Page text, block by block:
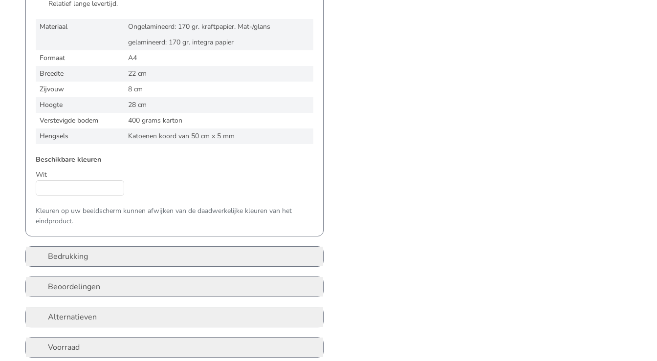
Relatief lange levertijd.
Materiaal
Ongelamineerd: 170 gr. kraftpapier. Mat-/glans
gelamineerd: 170 gr. integra papier
Formaat
A4
Breedte
22 cm
Zijvouw
8 cm
Hoogte
28 cm
Verstevigde bodem
400 grams karton
Hengsels
Katoenen koord van 50 cm x 5 mm
Beschikbare kleuren
Wit
Kleuren op uw beeldscherm kunnen afwijken van de daadwerkelijke kleuren van het
eindproduct.
Bedrukking
Beoordelingen
Alternatieven
Voorraad